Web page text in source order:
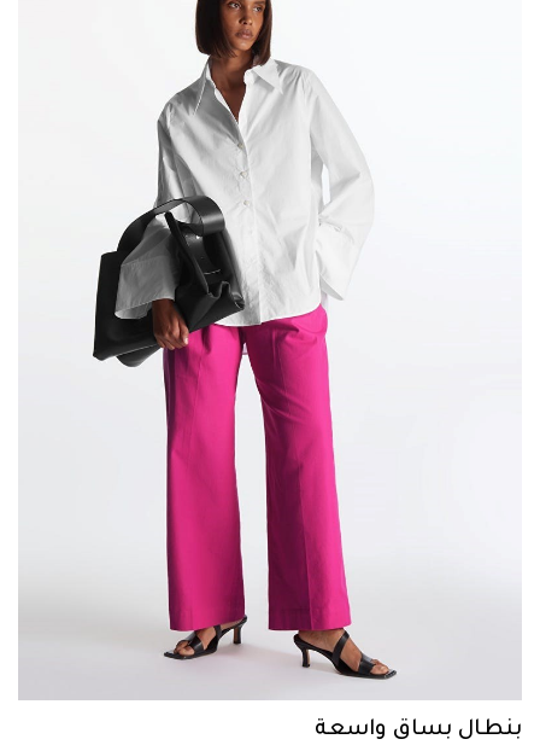
بنطال بساق واسعة